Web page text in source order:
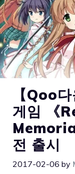
【Qoo
게임 《
전 출시
2017-02-06 by